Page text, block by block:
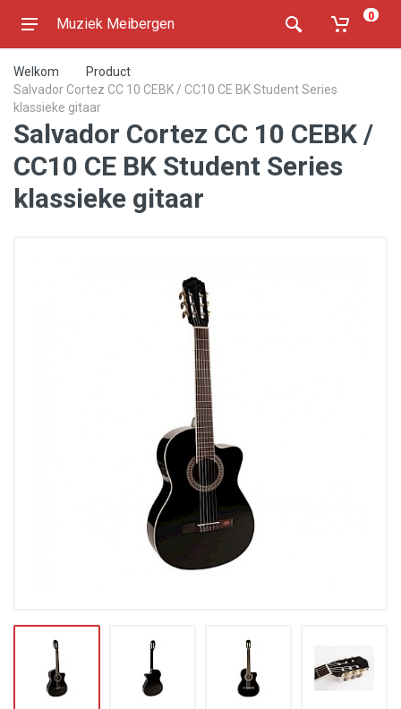
Muziek Meibergen 0
Welkom
Product
Salvador Cortez CC 10 CEBK / CC10 CE BK Student Series
klassieke gitaar
Salvador Cortez CC 10 CEBK /
CC10 CE BK Student Series
klassieke gitaar